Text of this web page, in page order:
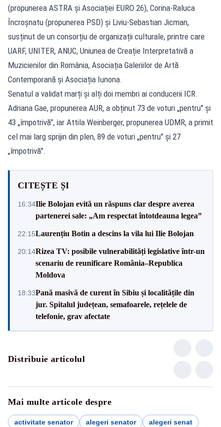
(propunerea ASTRA și Asociației EURO 26), Corina-Raluca
Încroșnatu (propunerea PSD) și Liviu-Sebastian Jicman,
susținut de un consorțiu de organizații culturale, printre care
UARF, UNITER, ANUC, Uniunea de Creație Interpretativă a
Muzicienilor din România, Asociația Galeriilor de Artă
Contemporană și Asociația Iunona.
Senatul a validat marți și alți doi membri ai conducerii ICR.
Adriana Gae, propunerea AUR, a obținut 73 de voturi „pentru" și
43 „împotrivă”, iar Attila Weinberger, propunerea UDMR, a primit
cel mai larg sprijin din plen, 89 de voturi „pentru" și 27
„împotrivă”.
CITEȘTE ȘI
16:34Ilie Bolojan evită un răspuns clar despre averea
partenerei sale: „Am respectat întotdeauna legea”
22:15Laurențiu Botin a descins la vila lui Ilie Bolojan
20:14Rizea TV: posibile vulnerabilități legislative într-un
scenariu de reunificare România–Republica
Moldova
18:33Pană masivă de curent în Sibiu și localitățile din
jur. Spitalul județean, semafoarele, rețelele de
telefonie, grav afectate
Distribuie articolul
Mai multe articole despre
activitate senator alegeri senator alegeri senat